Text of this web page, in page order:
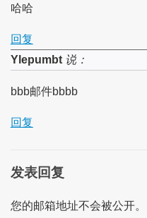
哈哈
回复
Ylepumbt说：
bbb邮件bbbb
回复
发表回复
您的邮箱地址不会被公开。